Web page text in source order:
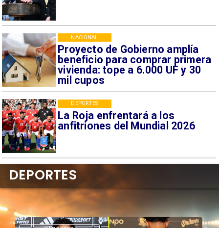
Proyecto de Gobierno amplía
beneficio para comprar primera
vivienda: tope a 6.000 UF y 30
mil cupos
NACIONAL
La Roja enfrentará a los
anfitriones del Mundial 2026
DEPORTES
DEPORTES